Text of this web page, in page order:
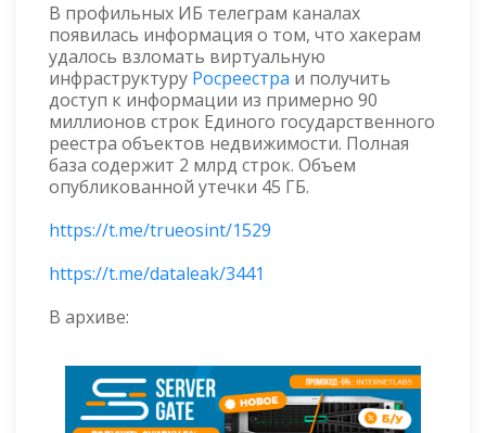
В профильных ИБ телеграм каналах
появилась информация о том, что хакерам
удалось взломать виртуальную
инфраструктуру Росреестра и получить
доступ к информации из примерно 90
миллионов строк Единого государственного
реестра объектов недвижимости. Полная
база содержит 2 млрд строк. Объем
опубликованной утечки 45 ГБ.
https://t.me/trueosint/1529
https://t.me/dataleak/3441
В архиве: